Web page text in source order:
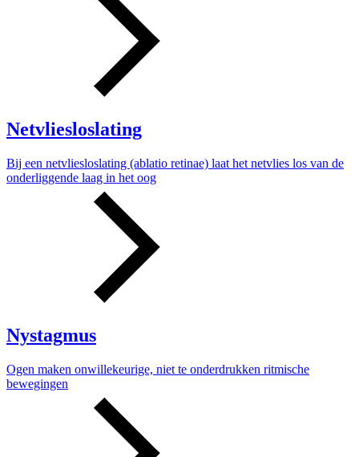
Netvliesloslating
Bij een netvliesloslating (ablatio retinae) laat het netvlies los van de
onderliggende laag in het oog
Nystagmus
Ogen maken onwillekeurige, niet te onderdrukken ritmische
bewegingen